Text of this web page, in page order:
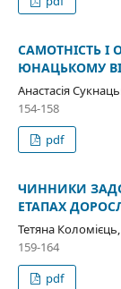
САМОТНІСТЬ І
ЮНАЦЬКОМУ
Анастасія
154-158
pdf
ЧИННИКИ
ЕТАПАХ
Тетяна
159-164
pdf